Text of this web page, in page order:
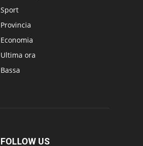
Sport
Provincia
Economia
Ultima ora
Bassa
FOLLOW US